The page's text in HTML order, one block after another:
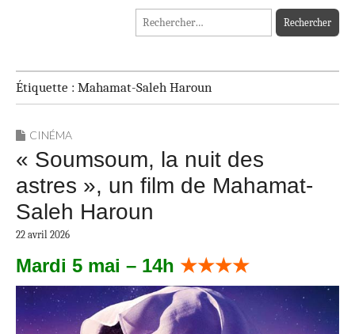
Rechercher :
Étiquette : Mahamat-Saleh Haroun
CINÉMA
« Soumsoum, la nuit des
astres », un film de Mahamat-
Saleh Haroun
22 avril 2026
Mardi 5 mai – 14h ★★★★